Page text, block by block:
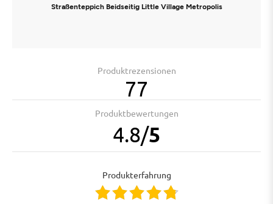
Straßenteppich Beidseitig Little Village Metropolis
Produktrezensionen
77
Produktbewertungen
4.8/5
Produkterfahrung